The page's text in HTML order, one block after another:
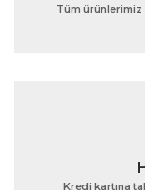
Tüm ürünlerimiz
Kredi kartına